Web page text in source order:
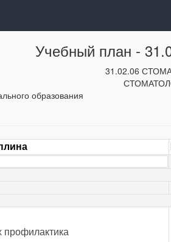
Учебный план -
31.02.06
образования
профилактика